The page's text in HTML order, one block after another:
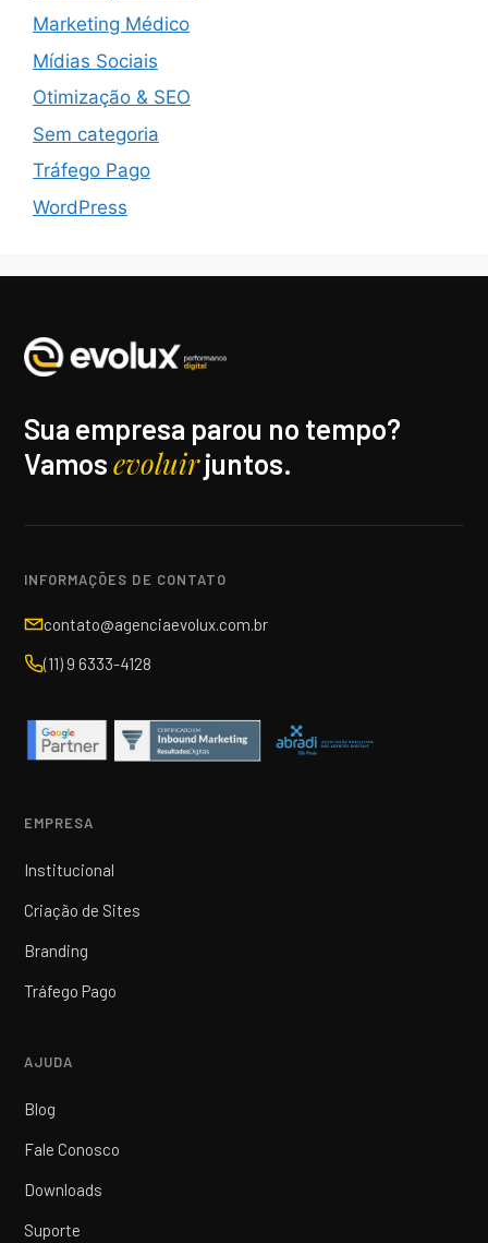
Marketing Médico
Mídias Sociais
Otimização & SEO
Sem categoria
Tráfego Pago
WordPress
Sua empresa parou no tempo?
Vamosevoluirjuntos.
INFORMAÇÕES DE CONTATO
contato@agenciaevolux.com.br
(11) 9 6333-4128
EMPRESA
Institucional
Criação de Sites
Branding
Tráfego Pago
AJUDA
Blog
Fale Conosco
Downloads
Suporte